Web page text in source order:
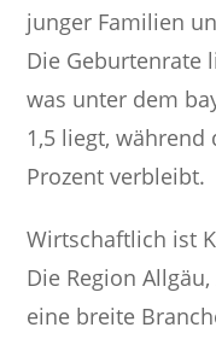
junger Familien
Die Geburtenrate
was unter dem
1,5 liegt, während
Prozent verbleibt.
Wirtschaftlich ist
Die Region
eine breite